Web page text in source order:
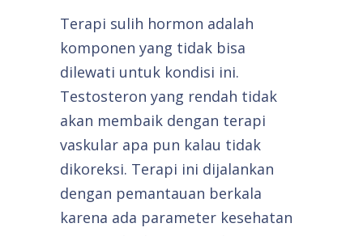
Terapi sulih hormon adalah
komponen yang tidak bisa
dilewati untuk kondisi ini.
Testosteron yang rendah tidak
akan membaik dengan terapi
vaskular apa pun kalau tidak
dikoreksi. Terapi ini dijalankan
dengan pemantauan berkala
karena ada parameter kesehatan